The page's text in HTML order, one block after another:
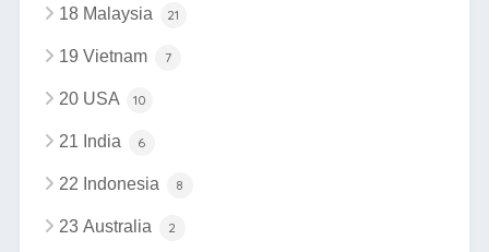
18 Malaysia 21
19 Vietnam 7
20 USA 10
21 India 6
22 Indonesia 8
23 Australia 2